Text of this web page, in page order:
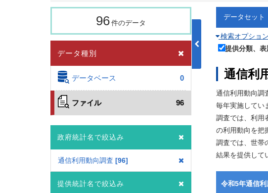
96件のデータ
データ種別
データベース 0
ファイル 96
政府統計名で絞込み
通信利用動向調査 96
提供統計名で絞込み
検索オプション
提供分類、
通信利
通信利用動向調
毎年実施してい
調査では、利用
の利用動向を把
調査では、世帯
結果を提供して
令和5年通信